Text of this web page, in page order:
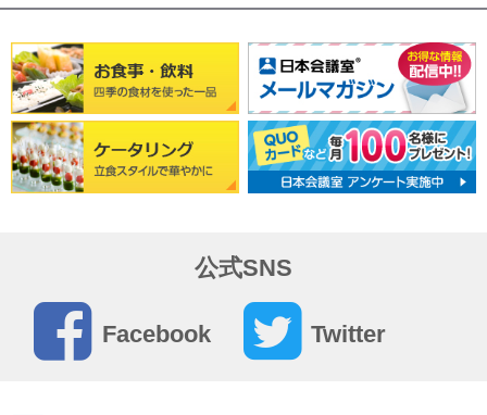
皆さまに日・・・
2025年12月10日
社内コミュニケーション活性化！貸会議室で行う年
末漢字一文字ワークショップ
12月10日の「漢字の日」にあわせて、社員一人ひとりが
鹿児島会議室「シンシャスペース 鹿児島騎射場」
のご予約受付を開始しました
シンシャスペース 鹿児島騎射場 ・・・
公式SNS
Facebook Twitter